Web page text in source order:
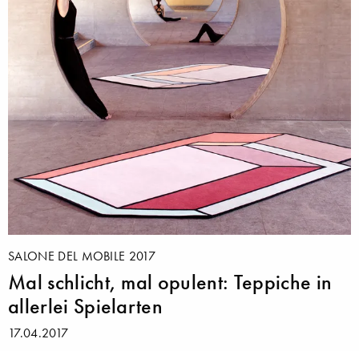
SALONE DEL MOBILE 2017
Mal schlicht, mal opulent: Teppiche in
allerlei Spielarten
17.04.2017